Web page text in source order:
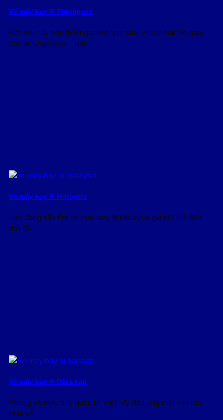
Vé máy bay đi Singapore
Đặt vé máy bay đi Singapore qua zalo, Facebook Ve may
bay di Singapore – Bạn
Vé máy bay đi Malaysia
Bạn đang săn tìm vé máy bay đi Malaysia giá rẻ? Để đến
thủ đô
Vé máy bay đi Đài Loan
Phòng vé máy bay quốc tế Việt Mỹ đáp ứng mọi nhu cầu
mua vé